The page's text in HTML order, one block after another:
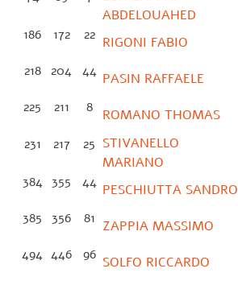
ABDELOUAHED
186 172 22 RIGONI FABIO
218 204 44 PASIN RAFFAELE
225 211 8 ROMANO THOMAS
231 217 25 STIVANELLO
MARIANO
384 355 44 PESCHIUTTA SANDRO
385 356 81 ZAPPIA MASSIMO
494 446 96 SOLFO RICCARDO